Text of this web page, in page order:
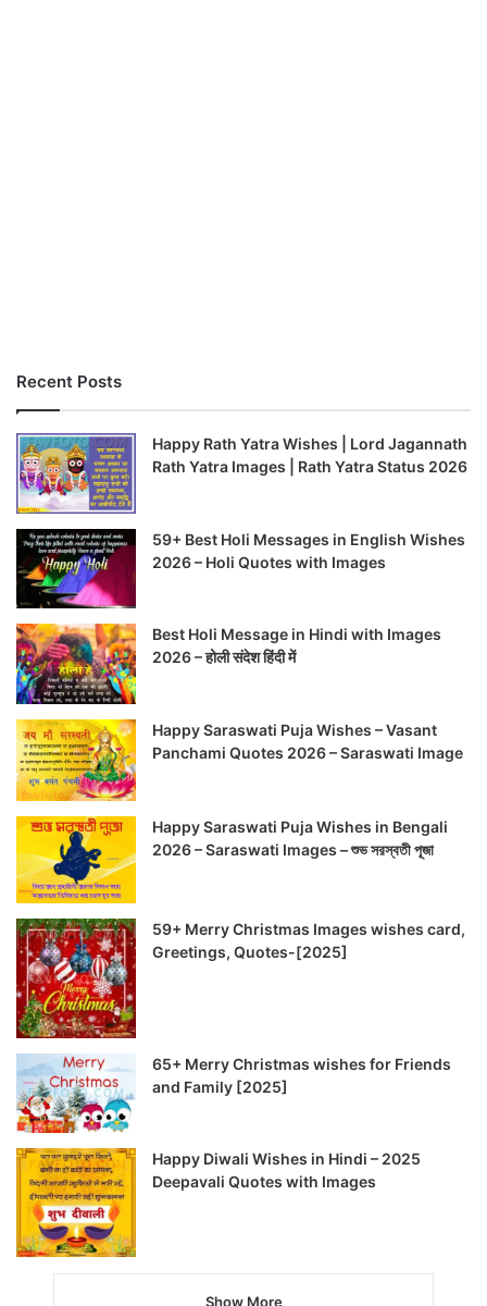
Recent Posts
Happy Rath Yatra Wishes | Lord Jagannath
Rath Yatra Images | Rath Yatra Status 2026
59+ Best Holi Messages in English Wishes
2026 – Holi Quotes with Images
Best Holi Message in Hindi with Images
2026 – होली संदेश हिंदी में
Happy Saraswati Puja Wishes – Vasant
Panchami Quotes 2026 – Saraswati Image
Happy Saraswati Puja Wishes in Bengali
2026 – Saraswati Images – শুভ সরস্বতী পূজা
59+ Merry Christmas Images wishes card,
Greetings, Quotes-[2025]
65+ Merry Christmas wishes for Friends
and Family [2025]
Happy Diwali Wishes in Hindi – 2025
Deepavali Quotes with Images
Show More